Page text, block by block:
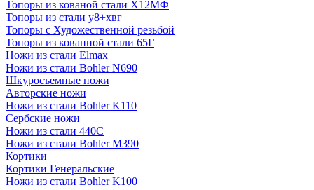
Топоры из кованой стали Х12МФ
Топоры из стали у8+хвг
Топоры с Художественной резьбой
Топоры из кованной стали 65Г
Ножи из стали Elmax
Ножи из стали Bohler N690
Шкуросъемные ножи
Авторские ножи
Ножи из стали Bohler K110
Сербские ножи
Ножи из стали 440С
Ножи из стали Bohler M390
Кортики
Кортики Генеральские
Ножи из стали Bohler K100